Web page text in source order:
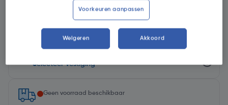
| Excl. btw € 39,82
Selecteer winkel - Bekijk voorraadniveaus en haal binnen 10
Selecteer vestiging
Geen voorraad beschikbaar
Voorkeuren aanpassen
Weigeren Akkoord